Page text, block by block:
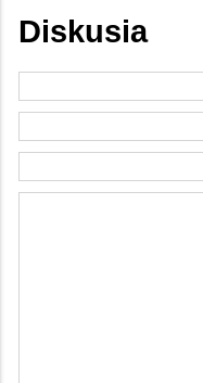
Diskusia